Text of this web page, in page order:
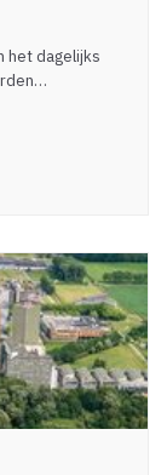
het dagelijks